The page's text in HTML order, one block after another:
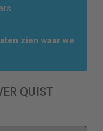
zien waar we
QUIST